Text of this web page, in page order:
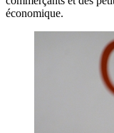
économique.